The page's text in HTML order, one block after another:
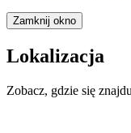
Zamknij okno
Lokalizacja
Zobacz, gdzie się